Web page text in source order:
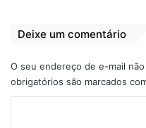
Em sua rede
Araújo destacou a
social. “Estou
os abadás do
solicitação de
Deixe um comentário
O seu endereço de e-mail
obrigatórios são marcados